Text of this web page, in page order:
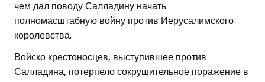
чем дал поводу Салладину начать
полномасштабную войну против Иерусалимского
королевства.
Войско крестоносцев, выступившее против
Салладина, потерпело сокрушительное поражение в